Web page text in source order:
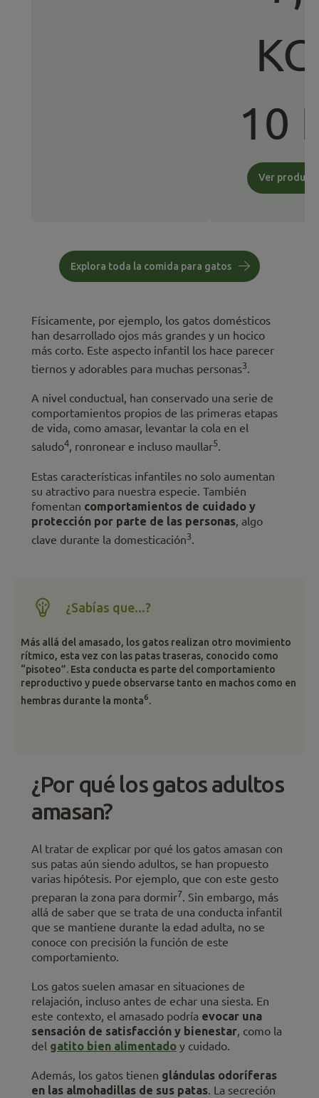
10
Explora toda la comida para gatos
Físicamente, por ejemplo, los gatos domésticos
han desarrollado ojos más grandes y un hocico
más corto. Este aspecto infantil los hace parecer
tiernos y adorables para muchas personas3.
A nivel conductual, han conservado una serie de
comportamientos propios de las primeras etapas
de vida, como amasar, levantar la cola en el
saludo4, ronronear e incluso maullar5.
Estas características infantiles no solo aumentan
su atractivo para nuestra especie. También
fomentan comportamientos de cuidado y
protección por parte de las personas, algo
clave durante la domesticación3.
¿Sabías que...?
Más allá del amasado, los gatos realizan otro movimiento
rítmico, esta vez con las patas traseras, conocido como
“pisoteo”. Esta conducta es parte del comportamiento
reproductivo y puede observarse tanto en machos como en
hembras durante la monta6.
¿Por qué los gatos adultos
amasan?
Al tratar de explicar por qué los gatos amasan con
sus patas aún siendo adultos, se han propuesto
varias hipótesis. Por ejemplo, que con este gesto
preparan la zona para dormir7. Sin embargo, más
allá de saber que se trata de una conducta infantil
que se mantiene durante la edad adulta, no se
conoce con precisión la función de este
comportamiento.
Los gatos suelen amasar en situaciones de
relajación, incluso antes de echar una siesta. En
este contexto, el amasado podría evocar una
sensación de satisfacción y bienestar, como la
del gatito bien alimentado y cuidado.
Además, los gatos tienen glándulas odoríferas
en las almohadillas de sus patas. La secreción